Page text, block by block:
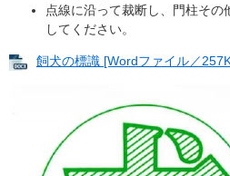
点線に沿って裁断し、門柱そ
してください。
飼犬の標識 [Wordファイル／